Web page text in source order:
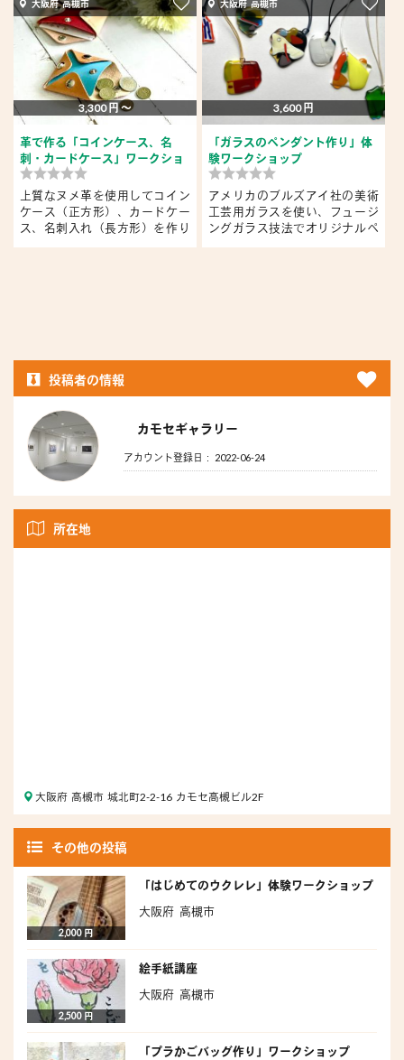
大阪府 高槻市
3,300 円 〜
革で作る「コインケース、名
刺・カードケース」ワークショ
ップ
上質なヌメ革を使用してコイン
ケース（正方形）、カードケー
ス、名刺入れ（長方形）を作り
ま...
大阪府 高槻市
3,600 円
「ガラスのペンダント作り」体
験ワークショップ
アメリカのブルズアイ社の美術
工芸用ガラスを使い、フュージ
ングガラス技法でオリジナルペ
ン...
投稿者の情報
カモセギャラリー
アカウント登録日： 2022-06-24
所在地
大阪府 高槻市 城北町2-2-16 カモセ高槻ビル2F
その他の投稿
2,000 円
「はじめてのウクレレ」体験ワークショップ
大阪府 高槻市
2,500 円
絵手紙講座
大阪府 高槻市
「プラかごバッグ作り」ワークショップ